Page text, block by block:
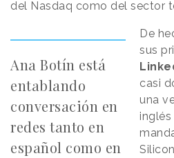
del Nasdaq como del sector
Ana Botín está
entablando
conversación en
redes tanto en
español como en
De
sus
casi
una